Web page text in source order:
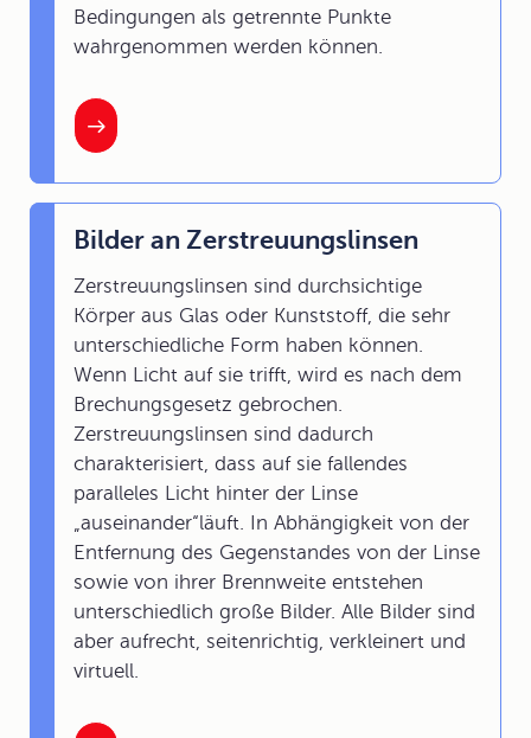
Bedingungen als getrennte Punkte
wahrgenommen werden können.
Bilder an Zerstreuungslinsen
Zerstreuungslinsen sind durchsichtige
Körper aus Glas oder Kunststoff, die sehr
unterschiedliche Form haben können.
Wenn Licht auf sie trifft, wird es nach dem
Brechungsgesetz gebrochen.
Zerstreuungslinsen sind dadurch
charakterisiert, dass auf sie fallendes
paralleles Licht hinter der Linse
„auseinander“läuft. In Abhängigkeit von der
Entfernung des Gegenstandes von der Linse
sowie von ihrer Brennweite entstehen
unterschiedlich große Bilder. Alle Bilder sind
aber aufrecht, seitenrichtig, verkleinert und
virtuell.